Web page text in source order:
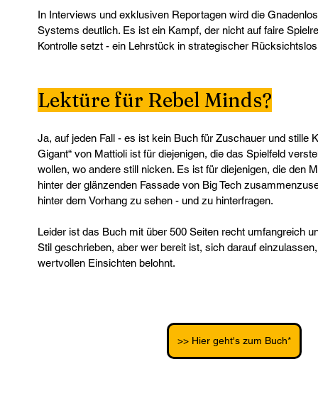
In Interviews und exklusiven Reportagen wird die
Systems deutlich. Es ist ein Kampf, der nicht auf faire
Kontrolle setzt - ein Lehrstück in strategischer
Lektüre für Rebel Minds?
Ja, auf jeden Fall - es ist kein Buch für Zuschauer und stille
Gigant“ von Mattioli ist für diejenigen, die das Spielfeld
wollen, wo andere still nicken. Es ist für diejenigen, die den
hinter der glänzenden Fassade von Big Tech
hinter dem Vorhang zu sehen - und zu hinterfragen.
Leider ist das Buch mit über 500 Seiten recht umfangreich
Stil geschrieben, aber wer bereit ist, sich darauf
wertvollen Einsichten belohnt.
>> Hier geht's zum Buch*